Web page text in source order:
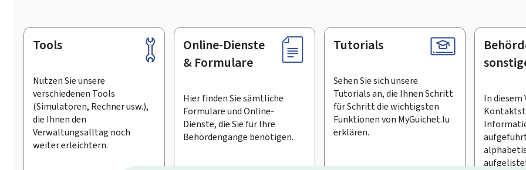
Footer
Tools
Nutzen Sie unsere
verschiedenen Tools
(Simulatoren, Rechner usw.),
die Ihnen den
Verwaltungsalltag noch
weiter erleichtern.
Online-Dienste
& Formulare
Hier finden Sie sämtliche
Formulare und Online-
Dienste, die Sie für Ihre
Behördengänge benötigen.
Tutorials
Sehen Sie sich unsere
Tutorials an, die Ihnen Schritt
für Schritt die wichtigsten
Funktionen von MyGuichet.lu
erklären.
In diesem